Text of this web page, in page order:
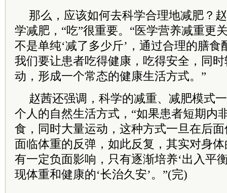
那么，应该如何去科学合理地减肥？
学减肥，“吃”很重要。“医学营养减重更
不是单纯‘减了多少斤’，通过合理的膳
我们要让患者吃得健康，吃得安全，同
动，形成一个常态的健康生活方式。”
赵茜还强调，科学的减重、减肥模式
个人的自然生活方式，“如果患者短期内
食，同时大量运动，这种方式一旦在后
面临体重的反弹，如此反复，其实对身
有一定负面影响，只有逐渐培养‘出入平
现体重和健康的‘长治久安’。”(完)